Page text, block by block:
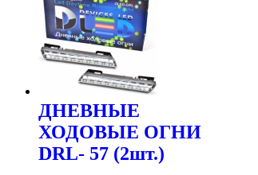
ДНЕВНЫЕ
ХОДОВЫЕ ОГНИ
DRL- 57 (2шт.)